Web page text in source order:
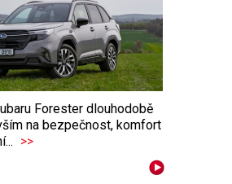
Forester dlouhodobě
na bezpečnost, komfort
>>